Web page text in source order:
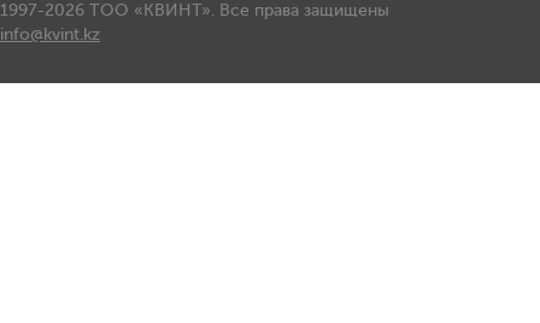
1997-2026 ТОО «КВИНТ». Все права защищены
info@kvint.kz